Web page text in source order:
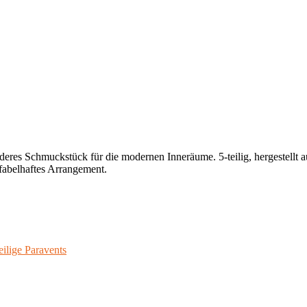
Schmuckstück für die modernen Inneräume. 5-teilig, hergestellt
Arrangement.
Paravents